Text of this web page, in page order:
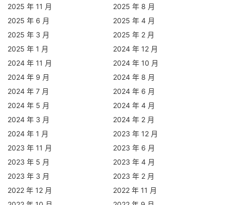
2025 年 11 月
2025 年 8 月
2025 年 6 月
2025 年 4 月
2025 年 3 月
2025 年 2 月
2025 年 1 月
2024 年 12 月
2024 年 11 月
2024 年 10 月
2024 年 9 月
2024 年 8 月
2024 年 7 月
2024 年 6 月
2024 年 5 月
2024 年 4 月
2024 年 3 月
2024 年 2 月
2024 年 1 月
2023 年 12 月
2023 年 11 月
2023 年 6 月
2023 年 5 月
2023 年 4 月
2023 年 3 月
2023 年 2 月
2022 年 12 月
2022 年 11 月